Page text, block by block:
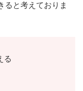
ると考えておりま
る